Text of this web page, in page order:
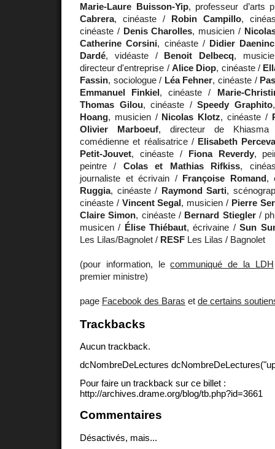
Marie-Laure Buisson-Yip, professeur d’arts
Cabrera, cinéaste / Robin Campillo,
cinéaste / Denis Charolles, musicien /
Catherine Corsini, cinéaste / Didier
Dardé, vidéaste / Benoit Delbecq,
directeur d'entreprise / Alice Diop, cinéaste /
Fassin, sociologue / Léa Fehner, cinéaste /
Emmanuel Finkiel, cinéaste / Marie-
Thomas Gilou, cinéaste / Speedy Graphito
Hoang, musicien / Nicolas Klotz, cinéaste /
Olivier Marboeuf, directeur de
comédienne et réalisatrice / Elisabeth
Petit-Jouvet, cinéaste / Fiona Reverdy,
peintre / Colas et Mathias Rifkiss,
journaliste et écrivain / Françoise Romand,
Ruggia, cinéaste / Raymond Sarti,
cinéaste / Vincent Segal, musicien / Pierre
Claire Simon, cinéaste / Bernard Stiegler/
musicen / Élise Thiébaut, écrivaine /Sun
Les Lilas/Bagnolet / RESF Les Lilas / Bagnolet
(pour information, lecommuniqué de la LDH
premier ministre)
page Facebook des Baras et de certains
Trackbacks
Aucun trackback.
dcNombreDeLectures
Pour faire un trackback sur ce billet :
http://archives.drame.org/blog/tb.php?id=3661
Commentaires
Désactivés, mais...